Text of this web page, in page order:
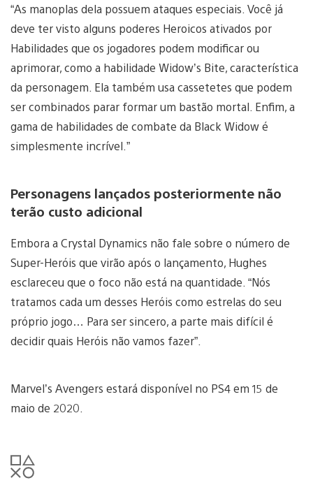
“As manoplas dela possuem ataques especiais. Você já
deve ter visto alguns poderes Heroicos ativados por
Habilidades que os jogadores podem modificar ou
aprimorar, como a habilidade Widow’s Bite, característica
da personagem. Ela também usa cassetetes que podem
ser combinados parar formar um bastão mortal. Enfim, a
gama de habilidades de combate da Black Widow é
simplesmente incrível.”
Personagens lançados posteriormente não
terão custo adicional
Embora a Crystal Dynamics não fale sobre o número de
Super-Heróis que virão após o lançamento, Hughes
esclareceu que o foco não está na quantidade. “Nós
tratamos cada um desses Heróis como estrelas do seu
próprio jogo… Para ser sincero, a parte mais difícil é
decidir quais Heróis não vamos fazer”.
Marvel’s Avengers estará disponível no PS4 em 15 de
maio de 2020.